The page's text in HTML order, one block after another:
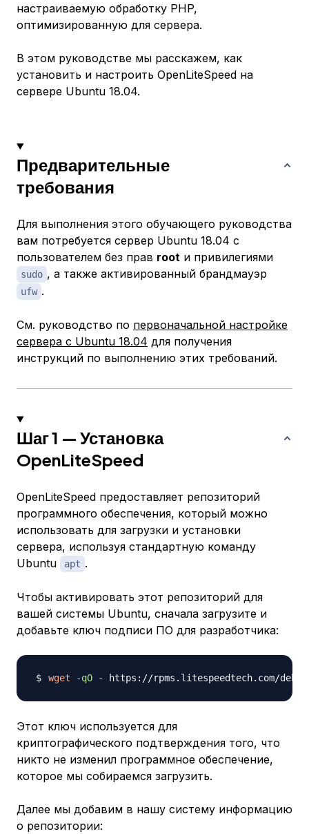
настраиваемую обработку PHP,
оптимизированную для сервера.
В этом руководстве мы расскажем, как
установить и настроить OpenLiteSpeed на
сервере Ubuntu 18.04.
Предварительные
требования
Для выполнения этого обучающего руководства
вам потребуется сервер Ubuntu 18.04 с
пользователем без прав root и привилегиями
sudo , а также активированный брандмауэр
ufw .
См. руководство по первоначальной настройке
сервера с Ubuntu 18.04 для получения
инструкций по выполнению этих требований.
Шаг 1 — Установка
OpenLiteSpeed
OpenLiteSpeed предоставляет репозиторий
программного обеспечения, который можно
использовать для загрузки и установки
сервера, используя стандартную команду
Ubuntu
apt .
Чтобы активировать этот репозиторий для
вашей системы Ubuntu, сначала загрузите и
добавьте ключ подписи ПО для разработчика:
wget -qO - https://rpms.litespeedtech.com/
Этот ключ используется для
криптографического подтверждения того, что
никто не изменил программное обеспечение,
которое мы собираемся загрузить.
Далее мы добавим в нашу систему информацию
о репозитории: